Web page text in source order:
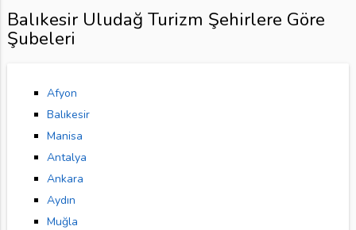
Balıkesir Uludağ Turizm Şehirlere Göre
Şubeleri
Afyon
Balıkesir
Manisa
Antalya
Ankara
Aydın
Muğla